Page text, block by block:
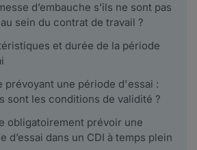
d’embauche s’ils ne sont pas
sein du contrat de travail ?
et durée de la période
prévoyant une période d'essai :
sont les conditions de validité ?
obligatoirement prévoir une
d’essai dans un CDI à temps plein